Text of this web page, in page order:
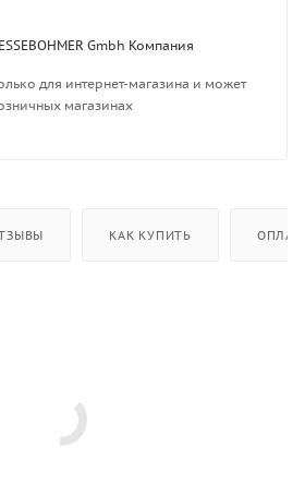
Gmbh Компания
для интернет-магазина и может
магазинах
КАК КУПИТЬ